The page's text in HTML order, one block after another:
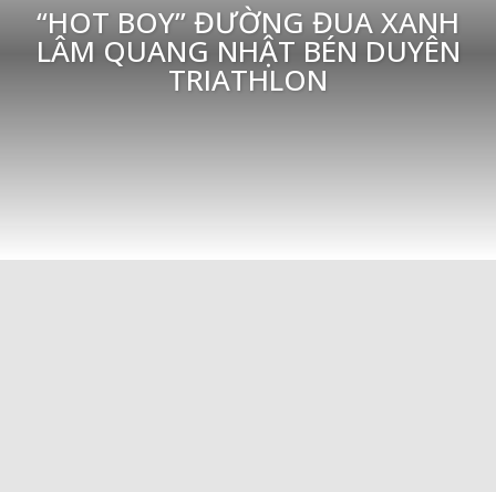
“HOT BOY” ĐƯỜNG ĐUA XANH
LÂM QUANG NHẬT BÉN DUYÊN
TRIATHLON